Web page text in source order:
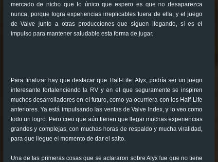
mercado de nicho que lo único que espero es que no desaparezca
nunca, porque logra experiencias irreplicables fuera de ella, y el juego
de Valve junto a otras producciones que siguen llegando, sí es el
impulso para mantener saludable esta forma de jugar.
Para finalizar hay que destacar que Half-Life: Alyx, podría ser un juego
interesante fortalenciendo la RV y en el que seguramente se inspiren
muchos desarrolladores en el futuro, como ya ocurriera con los Half-Life
anteriores. Ya está impulsando las ventas de Valve Index, y lo veo como
todo un logro. Pero creo que aún tienen que llegar muchas experiencias
grandes y complejas, con muchas horas de respaldo y mucha viralidad,
para que llegue el momento de dar el salto.
Una de las primeras cosas que se aclararon sobre Alyx fue que no tiene